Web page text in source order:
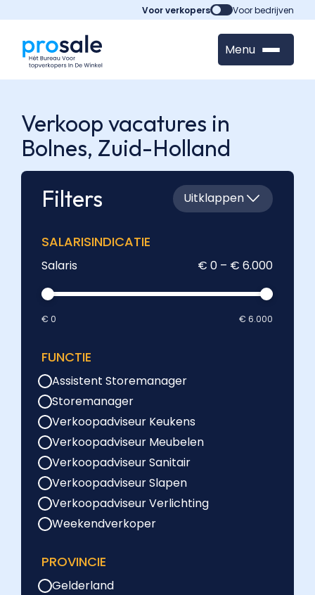
Voor verkopers Voor bedrijven
Menu
Verkoop vacatures in
Bolnes, Zuid-Holland
Filters
Uitklappen
SALARISINDICATIE
Salaris € 0 – € 6.000
€ 0 € 6.000
FUNCTIE
Assistent Storemanager
Storemanager
Verkoopadviseur Keukens
Verkoopadviseur Meubelen
Verkoopadviseur Sanitair
Verkoopadviseur Slapen
Verkoopadviseur Verlichting
Weekendverkoper
PROVINCIE
Gelderland